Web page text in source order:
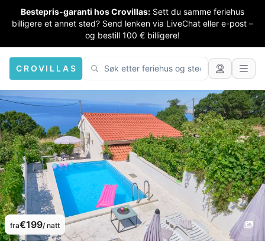
Bestepris-garanti hos Crovillas: Sett du samme feriehus
billigere et annet sted? Send lenken via LiveChat eller e-post –
og bestill 100 € billigere!
CROVILLAS
fra€199/ natt